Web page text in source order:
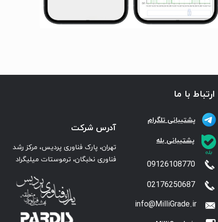
ارتباط با ما
آدرس شرکت
تهران، پارک فناوری پردیس، مرکز رشد
فناوری نخبگان، ترموستات میلیگراد
info@MilliGrade.ir
02176250687
پشتیبانی تلگرام
09126108770
پشتیبانی بله